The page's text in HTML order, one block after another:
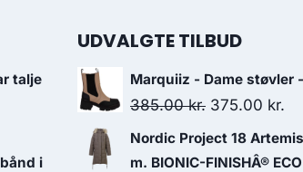
talje
i
UDVALGTE TILBUD
Marquiiz - Dame støvler
385.00kr. Original
price
was:
375.00 kr.
is:
Nordic Project 18
m. BIONIC-FINISHÂ®